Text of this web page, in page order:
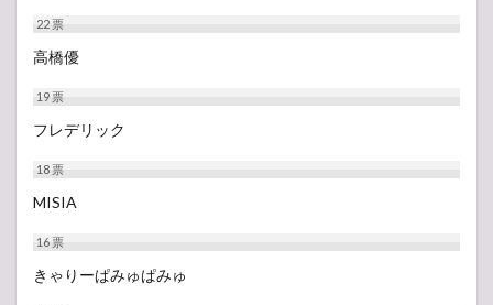
22票
高橋優
19票
フレデリック
18票
MISIA
16票
きゃりーぱみゅぱみゅ